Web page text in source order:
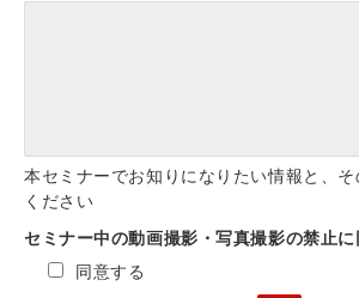
本セミナーでお知りになりたい情報と、
ください
セミナー中の動画撮影・写真撮影の禁止
同意する